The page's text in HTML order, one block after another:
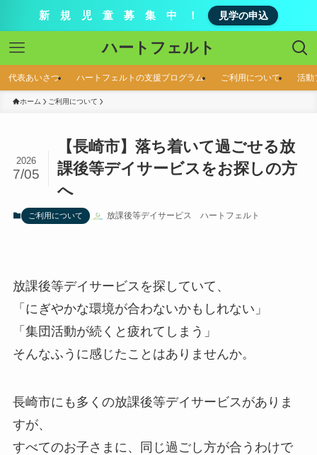
新 規 児 童 募 集 中 ！ 見学の申込
ハートフェルト
代表あいさつ ハートフェルトの支援プログラム ご利用について 活動
ホーム ご利用について
【長崎市】落ち着いて過ごせる放
課後等デイサービスをお探しの方
へ
2026
7/05
ご利用について 放課後等デイサービス ハートフェルト
放課後等デイサービスを探していて、
「にぎやかな環境が合わないかもしれない」
「集団活動が続くと疲れてしまう」
そんなふうに感じたことはありませんか。
長崎市にも多くの放課後等デイサービスがありま
すが、
すべてのお子さまに、同じ過ごし方が合うわけで